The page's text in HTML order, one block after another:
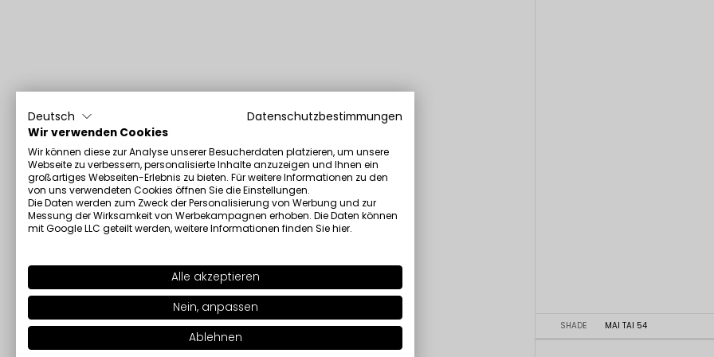
SHADE MAI TAI 54
Deutsch
Datenschutzbestimmungen
Wir verwenden Cookies
Wir können diese zur Analyse unserer Besucherdaten platzieren, um unsere
Webseite zu verbessern, personalisierte Inhalte anzuzeigen und Ihnen ein
großartiges Webseiten-Erlebnis zu bieten. Für weitere Informationen zu den
von uns verwendeten Cookies öffnen Sie die Einstellungen.
Die Daten werden zum Zweck der Personalisierung von Werbung und zur
Messung der Wirksamkeit von Werbekampagnen erhoben. Die Daten können
mit Google LLC geteilt werden, weitere Informationen finden Siehier.
Alle akzeptieren
Nein, anpassen
Ablehnen